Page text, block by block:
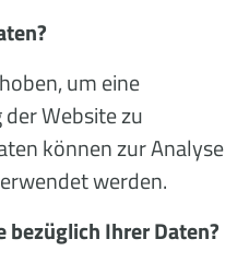
um eine
Website zu
können zur Analyse
werden.
bezüglich Ihrer Daten?